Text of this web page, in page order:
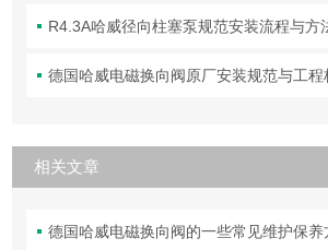
R4.3A哈威径向柱塞泵规范安装流程与方
德国哈威电磁换向阀原厂安装规范与工程
相关文章
德国哈威电磁换向阀的一些常见维护保养